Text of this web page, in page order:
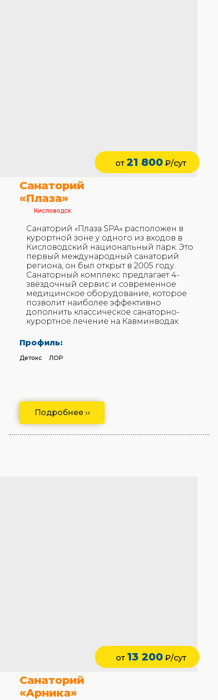
Подробнее ››
Санаторий
«Плаза»
Кисловодск
Санаторий «Плаза SPA» расположен в
курортной зоне у одного из входов в
Кисловодский национальный парк. Это
первый международный санаторий
региона, он был открыт в 2005 году.
Санаторный комплекс предлагает 4-
звёздочный сервис и современное
медицинское оборудование, которое
позволит наиболее эффективно
дополнить классическое санаторно-
курортное лечение на Кавминводах.
Профиль:
Детокс ЛОР
от21 800 ₽/сут
Санаторий
«Арника»
от 13 200₽/сут